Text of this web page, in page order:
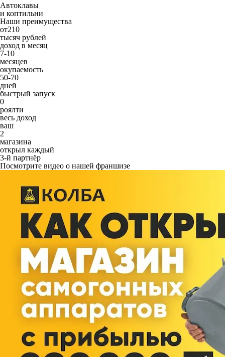
Автоклавы
и коптильни
Наши преимущества
от210
тысяч рублей
доход в месяц
7-10
месяцев
окупаемость
50-70
дней
быстрый запуск
0
роялти
весь доход
ваш
2
магазина
открыл каждый
3-й партнёр
Посмотрите видео о нашей франшизе